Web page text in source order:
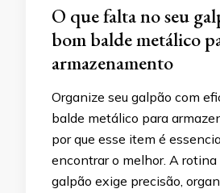
O que falta no seu
bom balde metálico
armazenamento
Organize seu galpão com
balde metálico para
por que esse item é
encontrar o melhor. A rotina
galpão exige precisão,